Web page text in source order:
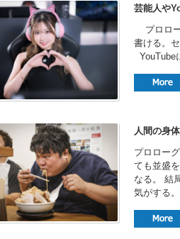
芸能人や
プロロー
書ける。
YouTube
人間の身
プロロー
ても並盛
なる。 結
気がする